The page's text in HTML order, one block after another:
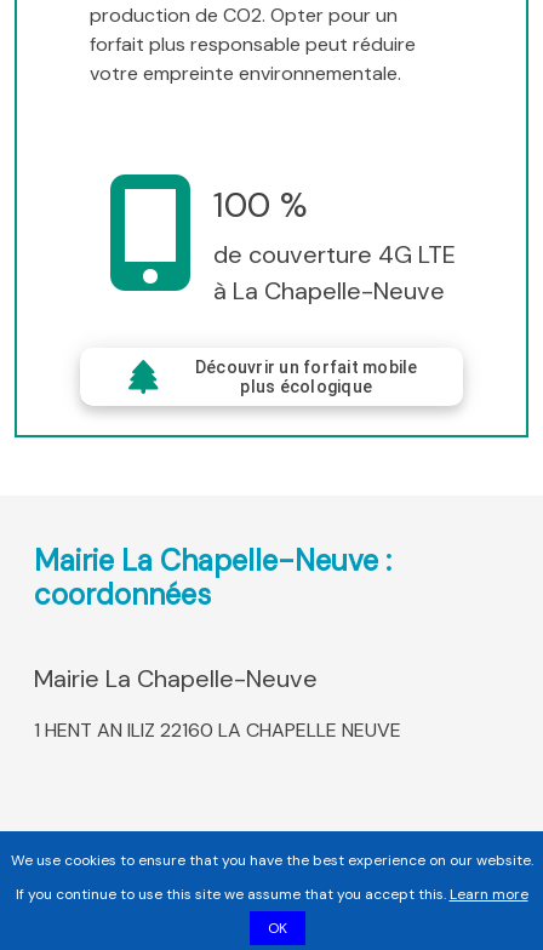
production de CO2. Opter pour un
forfait plus responsable peut réduire
votre empreinte environnementale.
100 %
de couverture 4G LTE
à La Chapelle-Neuve
Découvrir un forfait mobile
plus écologique
Mairie La Chapelle-Neuve :
coordonnées
Mairie La Chapelle-Neuve
1 HENT AN ILIZ 22160 LA CHAPELLE NEUVE
We use cookies to ensure that you have the best experience on our website.
If you continue to use this site we assume that you accept this.Learn more
OK